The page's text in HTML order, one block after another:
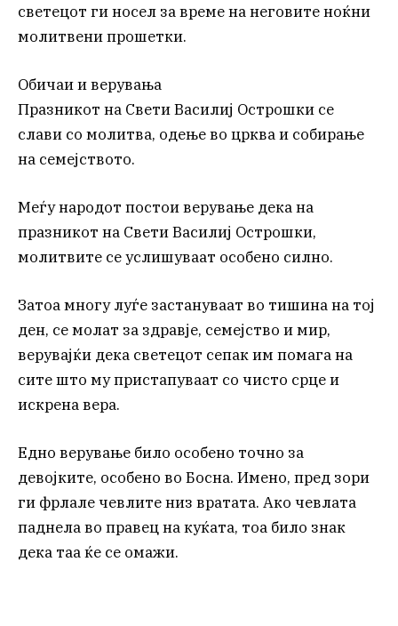
светецот ги носел за време на неговите ноќни
молитвени прошетки.
Обичаи и верувања
Празникот на Свети Василиј Острошки се
слави со молитва, одење во црква и собирање
на семејството.
Меѓу народот постои верување дека на
празникот на Свети Василиј Острошки,
молитвите се услишуваат особено силно.
Затоа многу луѓе застануваат во тишина на тој
ден, се молат за здравје, семејство и мир,
верувајќи дека светецот сепак им помага на
сите што му пристапуваат со чисто срце и
искрена вера.
Едно верување било особено точно за
девојките, особено во Босна. Имено, пред зори
ги фрлале чевлите низ вратата. Ако чевлата
паднела во правец на куќата, тоа било знак
дека таа ќе се омажи.